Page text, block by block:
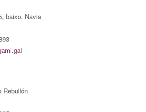
baixo. Navia
Rebullón